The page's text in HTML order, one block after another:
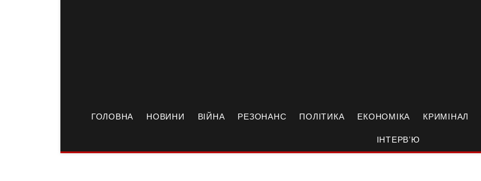
ГОЛОВНА НОВИНИ ВІЙНА РЕЗОНАНС ПОЛІТИКА ЕКОНОМІКА КРИМІНАЛ
ІНТЕРВ’Ю